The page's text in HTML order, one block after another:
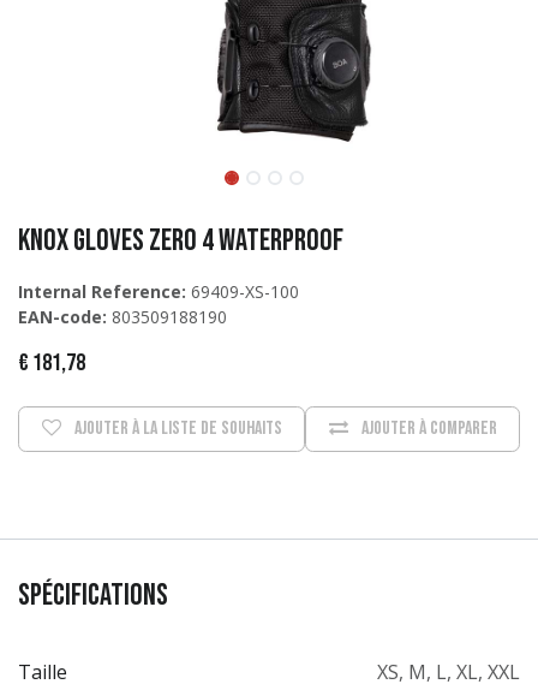
KNOX Gloves Zero 4 Waterproof
Internal Reference: 69409-XS-100
EAN-code: 803509188190
€ 181,78
Ajouter à comparer
Ajouter à la liste de souhaits
Spécifications
Taille XS, M, L, XL, XXL